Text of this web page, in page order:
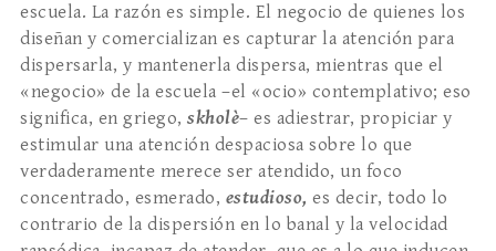
escuela. La razón es simple. El negocio de quienes los
diseñan y comercializan es capturar la atención para
dispersarla, y mantenerla dispersa, mientras que el
«negocio» de la escuela –el «ocio» contemplativo; eso
significa, en griego, skholè– es adiestrar, propiciar y
estimular una atención despaciosa sobre lo que
verdaderamente merece ser atendido, un foco
concentrado, esmerado, estudioso, es decir, todo lo
contrario de la dispersión en lo banal y la velocidad